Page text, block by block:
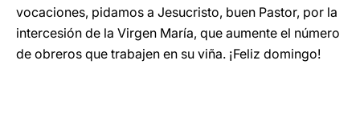
vocaciones, pidamos a Jesucristo, buen Pastor, por la
intercesión de la Virgen María, que aumente el número
de obreros que trabajen en su viña. ¡Feliz domingo!